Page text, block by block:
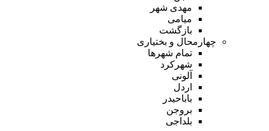
مهدی شهر
میامی
بازگشت
چهارمحال و بختیاری
تمام شهر‌ها
شهرکرد
آلونی
اردل
باباحیدر
بروجن
بلداجی